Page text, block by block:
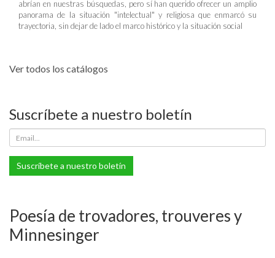
abrían en nuestras búsquedas, pero sí han querido ofrecer un amplio
panorama de la situación "intelectual" y religiosa que enmarcó su
trayectoria, sin dejar de lado el marco histórico y la situación social
Ver todos los catálogos
Suscríbete a nuestro boletín
Suscríbete a nuestro boletín
Poesía de trovadores, trouveres y
Minnesinger